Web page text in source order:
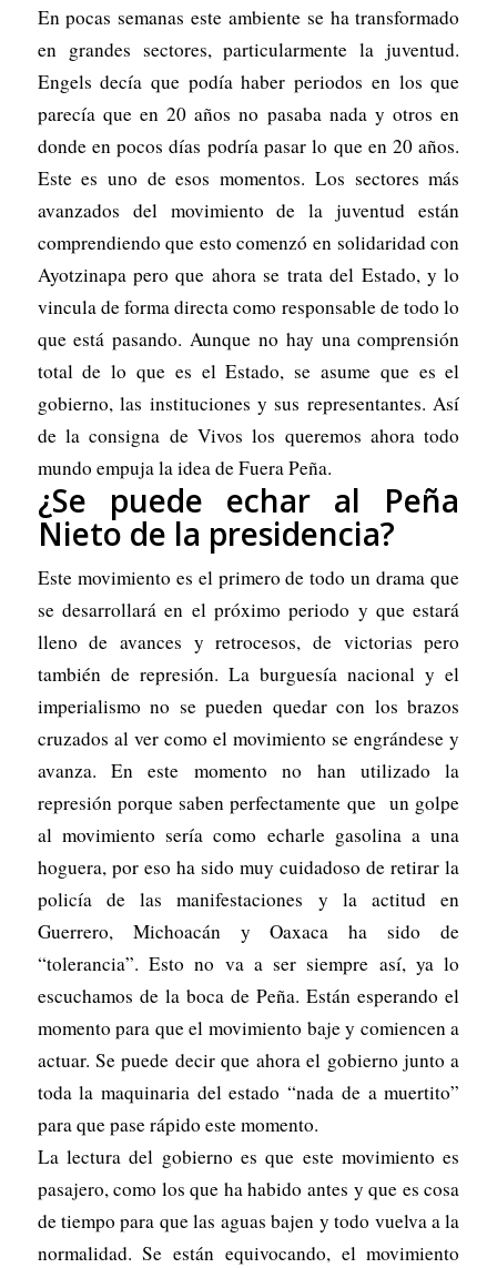
En pocas semanas este ambiente se ha transformado
en grandes sectores, particularmente la juventud.
Engels decía que podía haber periodos en los que
parecía que en 20 años no pasaba nada y otros en
donde en pocos días podría pasar lo que en 20 años.
Este es uno de esos momentos. Los sectores más
avanzados del movimiento de la juventud están
comprendiendo que esto comenzó en solidaridad con
Ayotzinapa pero que ahora se trata del Estado, y lo
vincula de forma directa como responsable de todo lo
que está pasando. Aunque no hay una comprensión
total de lo que es el Estado, se asume que es el
gobierno, las instituciones y sus representantes. Así
de la consigna de Vivos los queremos ahora todo
mundo empuja la idea de Fuera Peña.
¿Se puede echar al Peña
Nieto de la presidencia?
Este movimiento es el primero de todo un drama que
se desarrollará en el próximo periodo y que estará
lleno de avances y retrocesos, de victorias pero
también de represión. La burguesía nacional y el
imperialismo no se pueden quedar con los brazos
cruzados al ver como el movimiento se engrándese y
avanza. En este momento no han utilizado la
represión porque saben perfectamente que un golpe
al movimiento sería como echarle gasolina a una
hoguera, por eso ha sido muy cuidadoso de retirar la
policía de las manifestaciones y la actitud en
Guerrero, Michoacán y Oaxaca ha sido de
“tolerancia”. Esto no va a ser siempre así, ya lo
escuchamos de la boca de Peña. Están esperando el
momento para que el movimiento baje y comiencen a
actuar. Se puede decir que ahora el gobierno junto a
toda la maquinaria del estado “nada de a muertito”
para que pase rápido este momento.
La lectura del gobierno es que este movimiento es
pasajero, como los que ha habido antes y que es cosa
de tiempo para que las aguas bajen y todo vuelva a la
normalidad. Se están equivocando, el movimiento